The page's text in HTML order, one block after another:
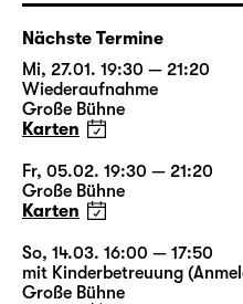
besonders den
dieser Geschichte.
Für diese
Leipziger Musiker und
Frischkorn
begleitet den Abend
unterstützt von
Schlagzeug.
Nächste Termine
Mi, 27.01. 19:30 — 21:20
Wiederaufnahme
Große Bühne
Karten
Fr, 05.02. 19:30 — 21:20
Große Bühne
Karten
So, 14.03. 16:00 — 17:50
mit Kinderbetreuung
Große Bühne